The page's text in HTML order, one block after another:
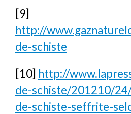
[9]
http://
de-schiste
[10] http://
de-schiste/201210/
de-schiste-seffrite-